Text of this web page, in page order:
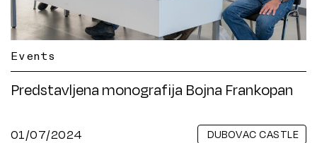
Events
Predstavljena monografija Bojna Frankopan
01/07/2024 DUBOVAC CASTLE